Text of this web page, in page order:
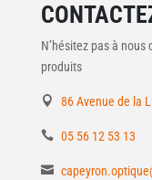
N’hésitez pas à
produits
86 Avenue de la
05 56 12 53 13